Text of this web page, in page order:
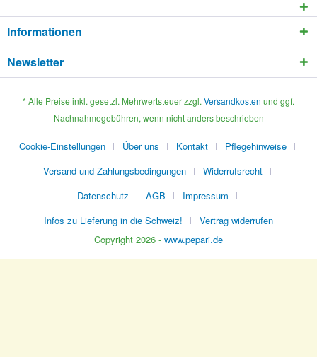
Informationen
Newsletter
* Alle Preise inkl. gesetzl. Mehrwertsteuer zzgl. Versandkosten und ggf.
Nachnahmegebühren, wenn nicht anders beschrieben
Cookie-Einstellungen Über uns Kontakt
Pflegehinweise
Versand und Zahlungsbedingungen
Widerrufsrecht
Datenschutz
AGB
Impressum
Infos zu Lieferung in die Schweiz!
Vertrag widerrufen
Copyright 2026 - www.pepari.de